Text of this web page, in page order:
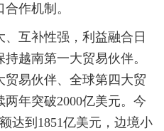
作机制。
互补性强，利益融合日
越南第一大贸易伙伴。
贸易伙伴、全球第四大贸
年突破2000亿美元。今
达到1851亿美元，边境小